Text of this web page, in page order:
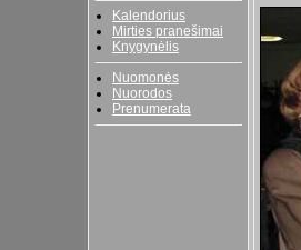
Kalendorius
Mirties pranešimai
Knygynėlis
Nuomonės
Nuorodos
Prenumerata